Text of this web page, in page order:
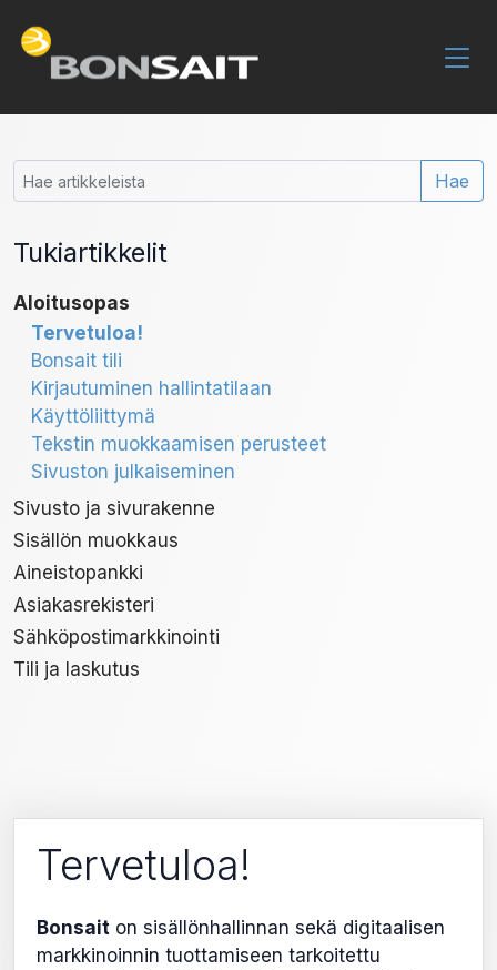
Hae
Tukiartikkelit
Aloitusopas
Tervetuloa!
Bonsait tili
Kirjautuminen hallintatilaan
Käyttöliittymä
Tekstin muokkaamisen perusteet
Sivuston julkaiseminen
Sivusto ja sivurakenne
Sisällön muokkaus
Aineistopankki
Asiakasrekisteri
Sähköpostimarkkinointi
Tili ja laskutus
Tervetuloa!
Bonsait on sisällönhallinnan sekä digitaalisen
markkinoinnin tuottamiseen tarkoitettu